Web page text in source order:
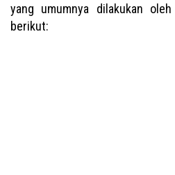
yang umumnya dilakukan
berikut: